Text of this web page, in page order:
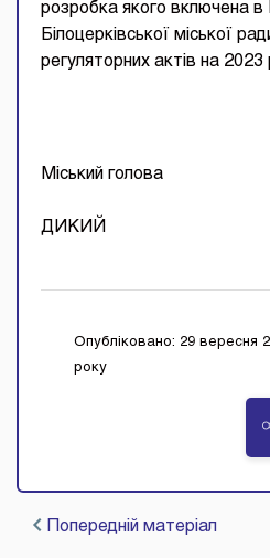
розробка якого включена в
Білоцерківської міської
регуляторних актів на 2023
Міський голова
ДИКИЙ
Опубліковано: 29 вересня
року
Попередній матеріал